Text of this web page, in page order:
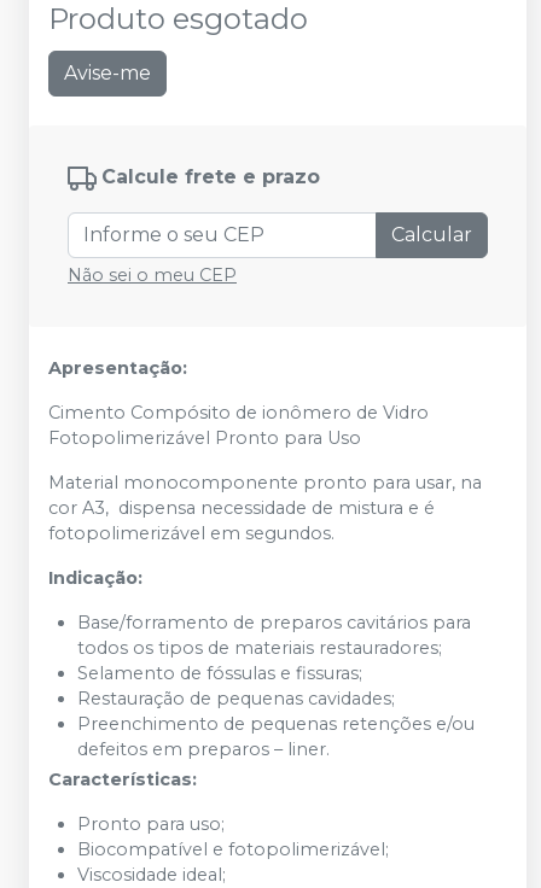
Produto esgotado
Avise-me
Calcule frete e prazo
Calcular
Não sei o meu CEP
Apresentação:
Cimento Compósito de ionômero de Vidro
Fotopolimerizável Pronto para Uso
Material monocomponente pronto para usar, na
cor A3, dispensa necessidade de mistura e é
fotopolimerizável em segundos.
Indicação:
Base/forramento de preparos cavitários para
todos os tipos de materiais restauradores;
Selamento de fóssulas e fissuras;
Restauração de pequenas cavidades;
Preenchimento de pequenas retenções e/ou
defeitos em preparos – liner.
Características:
Pronto para uso;
Biocompatível e fotopolimerizável;
Viscosidade ideal;